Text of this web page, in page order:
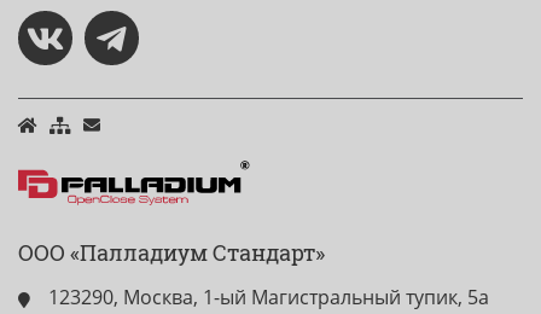
ООО «Палладиум Стандарт»
123290, Москва, 1-ый Магистральный тупик, 5а